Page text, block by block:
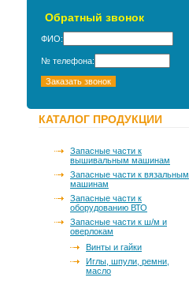
Обратный звонок
ФИО:
№ телефона:
КАТАЛОГ ПРОДУКЦИИ
Запасные части к
вышивальным машинам
Запасные части к вязальным
машинам
Запасные части к
оборудованию ВТО
Запасные части к ш/м и
оверлокам
Винты и гайки
Иглы, шпули, ремни,
масло